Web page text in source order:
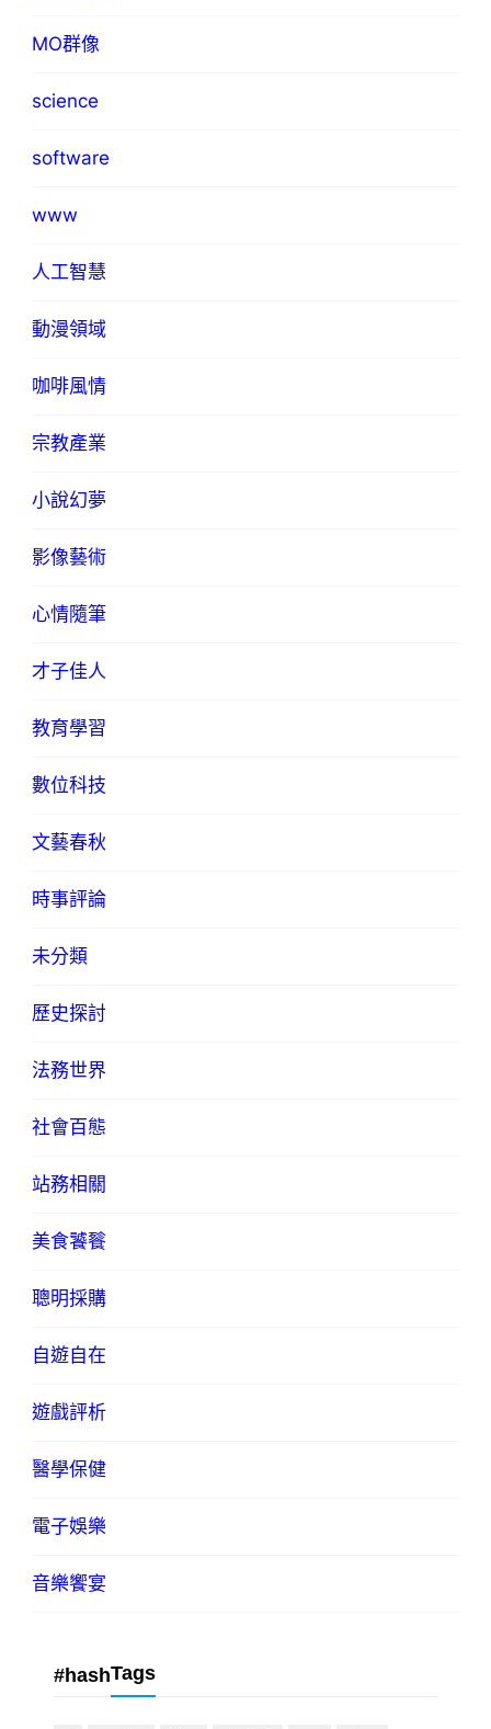
MO群像
science
software
www
人工智慧
動漫領域
咖啡風情
宗教產業
小說幻夢
影像藝術
心情隨筆
才子佳人
教育學習
數位科技
文藝春秋
時事評論
未分類
歷史探討
法務世界
社會百態
站務相關
美食饕餮
聰明採購
自遊自在
遊戲評析
醫學保健
電子娛樂
音樂饗宴
#hashTags